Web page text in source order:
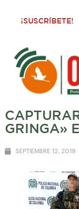
¡SUSCRÍBETE!
GRINGA»
SEPTIEMBRE 12, 2019